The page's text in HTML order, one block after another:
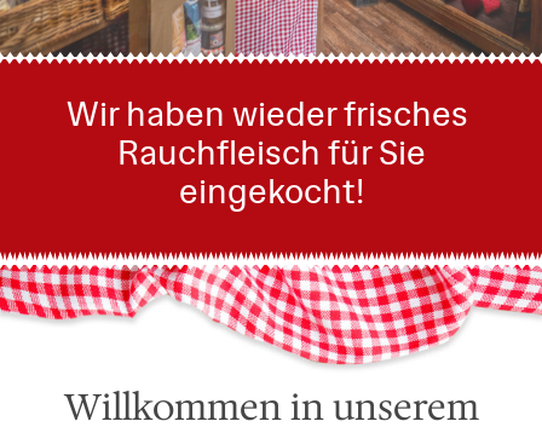
Wir haben wieder frisches
Rauchfleisch für Sie
eingekocht!
Willkommen in unserem